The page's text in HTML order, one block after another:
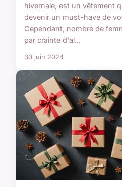
hivernale, est un vêtement
devenir un must-have de
Cependant, nombre de
par crainte d'al...
30 juin 2024